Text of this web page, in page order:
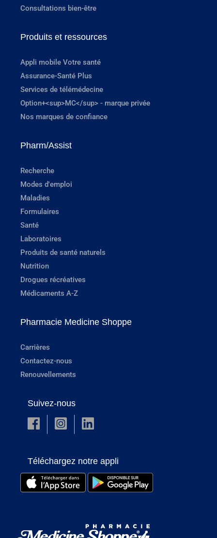
Consultations bien-être
Produits et ressources
Appli mobile Votre santé
Assurance-Santé Plus
Services de télémédecine
Option+<sup>MC</sup> - marque privée
Nos marques de confiance
Pharm/Assist
Recherche
Modes d'emploi
Maladies
Formulaires
Santé
Laboratoires
Produits de santé naturels
Nutrition
Drogues récréatives
Médicaments A-Z
Pharmacie Medicine Shoppe
Carrières
Contactez-nous
Renouvellements
Suivez-nous
Téléchargez notre appli